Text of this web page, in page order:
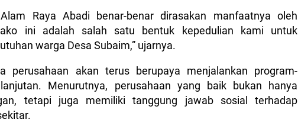
Raya Abadi benar-benar dirasakan manfaatnya oleh
ini adalah salah satu bentuk kepedulian kami untuk
warga Desa Subaim,” ujarnya.
perusahaan akan terus berupaya menjalankan program-
Menurutnya, perusahaan yang baik bukan hanya
tetapi juga memiliki tanggung jawab sosial terhadap